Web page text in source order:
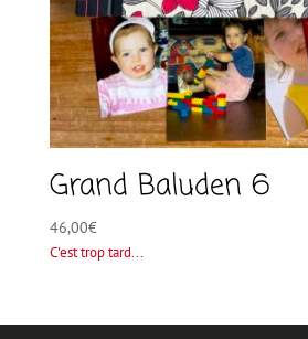
Grand Baluden 6
46,00€
C'est trop tard...